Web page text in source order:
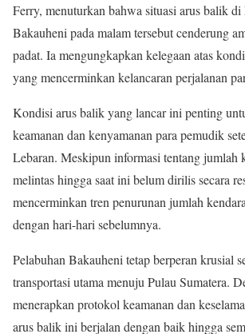
Ferry, menuturkan bahwa situasi arus balik di
Bakauheni pada malam tersebut cenderung
padat. Ia mengungkapkan kelegaan atas
yang mencerminkan kelancaran perjalanan
Kondisi arus balik yang lancar ini penting
keamanan dan kenyamanan para pemudik
Lebaran. Meskipun informasi tentang jumlah
melintas hingga saat ini belum dirilis secara
mencerminkan tren penurunan jumlah
dengan hari-hari sebelumnya.
Pelabuhan Bakauheni tetap berperan krusial
transportasi utama menuju Pulau Sumatera.
menerapkan protokol keamanan dan
arus balik ini berjalan dengan baik hingga